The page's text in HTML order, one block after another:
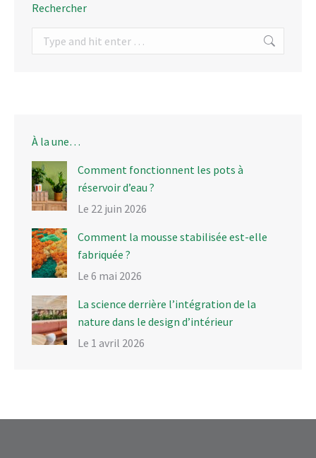
Rechercher
Search:
À la une…
Comment fonctionnent les pots à
réservoir d’eau ?
Le 22 juin 2026
Comment la mousse stabilisée est-elle
fabriquée ?
Le 6 mai 2026
La science derrière l’intégration de la
nature dans le design d’intérieur
Le 1 avril 2026